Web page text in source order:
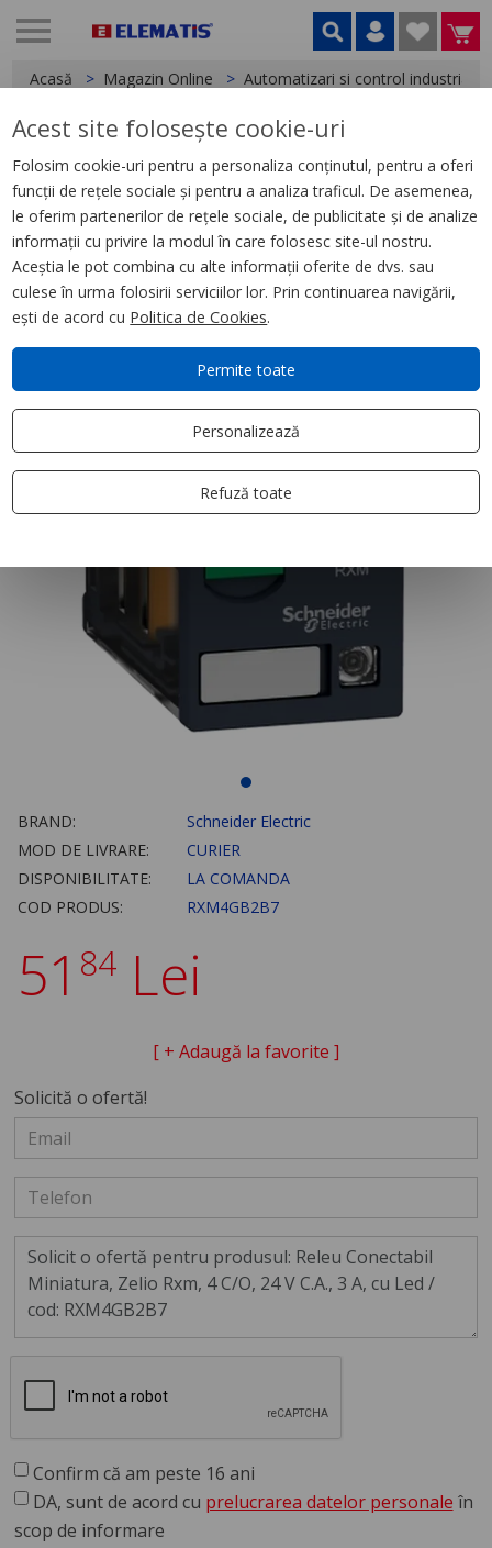
Acasă Magazin Online Automatizari si control industrial
< Relee
Releu Conectabil Miniatura,
Zelio Rxm, 4 C/O, 24 V C.A., 3 A,
cu Led
BRAND:
Schneider Electric
MOD DE LIVRARE:
CURIER
DISPONIBILITATE:
LA COMANDA
COD PRODUS:
RXM4GB2B7
51 84 Lei
[ + Adaugă la favorite ]
Solicită o ofertă!
Confirm că am peste 16 ani
DA, sunt de acord cu prelucrarea datelor personale în
scop de informare
Acest site folosește cookie-uri
Folosim cookie-uri pentru a personaliza conținutul, pentru a oferi
funcții de rețele sociale și pentru a analiza traficul. De asemenea,
le oferim partenerilor de rețele sociale, de publicitate și de analize
informații cu privire la modul în care folosesc site-ul nostru.
Aceștia le pot combina cu alte informații oferite de dvs. sau
culese în urma folosirii serviciilor lor. Prin continuarea navigării,
ești de acord cu Politica de Cookies.
Permite toate
Personalizează
Refuză toate